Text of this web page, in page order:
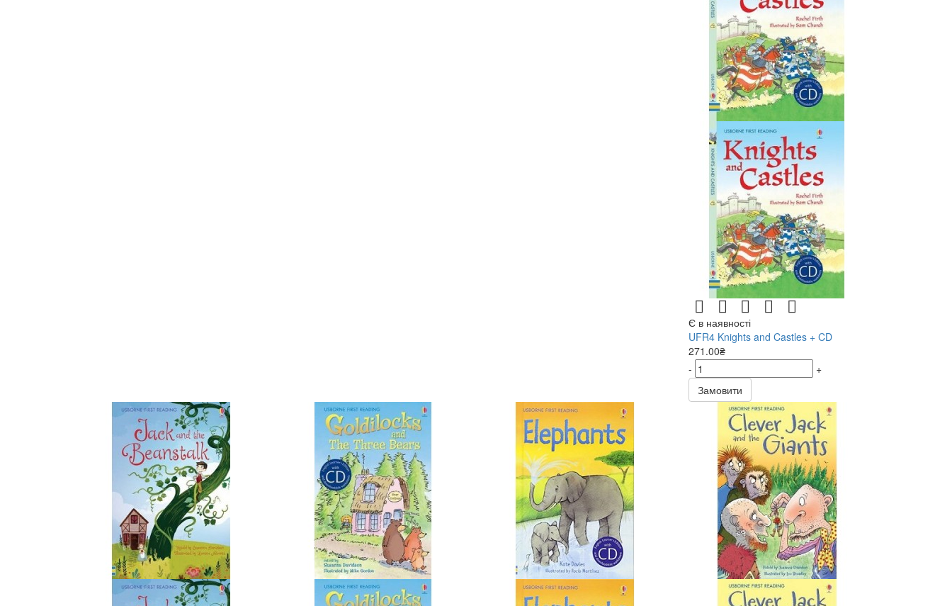
Є в наявності
UFR4 Knights and Castles + CD
271.00₴
-
+
Замовити